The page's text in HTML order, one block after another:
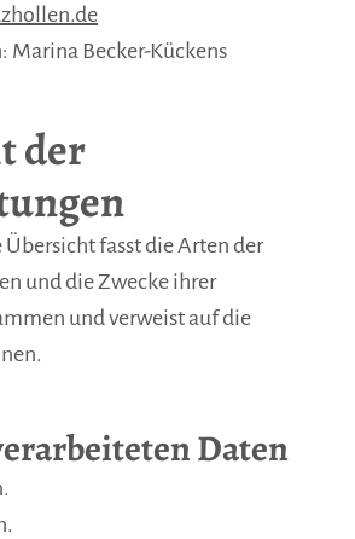
Marina Becker-Kückens
der
fasst die Arten der
und die Zwecke ihrer
und verweist auf die
Daten